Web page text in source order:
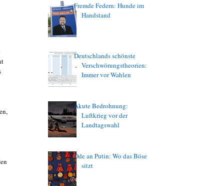
Fremde Federn: Hunde im
Handstand
Deutschlands schönste
Verschwörungstheorien:
Immer vor Wahlen
Akute Bedrohnung:
Luftkrieg vor der
Landtagswahl
Ode an Putin: Wo das Böse
sitzt